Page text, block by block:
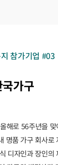
참가기업 #03
국가구
해로 56주년을
명품 가구 회사로
디자인과 장인의